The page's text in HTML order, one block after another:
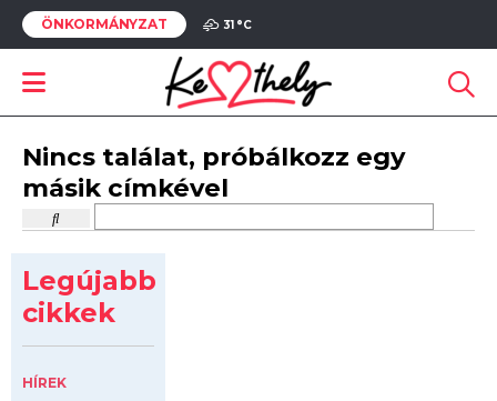
ÖNKORMÁNYZAT 31 °C
Nincs találat, próbálkozz egy
másik címkével
Legújabb
cikkek
HÍREK